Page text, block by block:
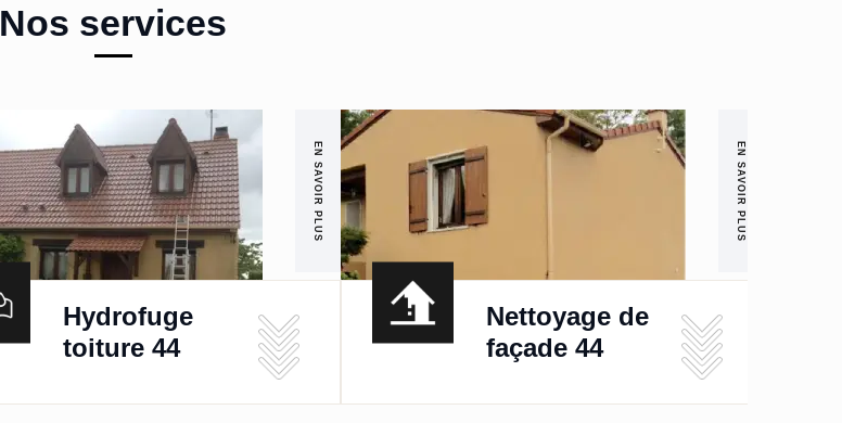
Nos services
EN SAVOIR PLUS
Hydrofuge
toiture 44
EN SAVOIR PLUS
Nettoyage de
façade 44